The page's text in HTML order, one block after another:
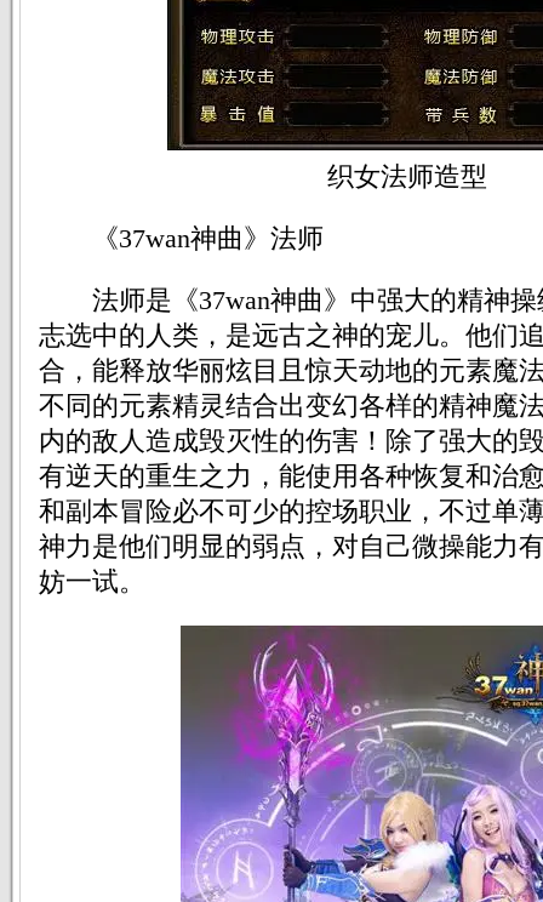
织女法师造型
《37wan神曲》法师
法师是《37wan神曲》中强大的精神操
志选中的人类，是远古之神的宠儿。他们
合，能释放华丽炫目且惊天动地的元素魔
不同的元素精灵结合出变幻各样的精神魔
内的敌人造成毁灭性的伤害！除了强大的
有逆天的重生之力，能使用各种恢复和治
和副本冒险必不可少的控场职业，不过单
神力是他们明显的弱点，对自己微操能力
妨一试。